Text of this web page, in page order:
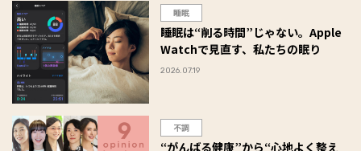
睡眠
睡眠は“削る時間”じゃない。Apple
Watchで見直す、私たちの眠り
2026.07.19
不調
“がんばる健康”から“心地よく整え